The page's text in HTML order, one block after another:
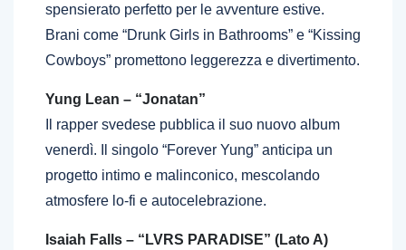
spensierato perfetto per le avventure estive.
Brani come “Drunk Girls in Bathrooms” e “Kissing
Cowboys” promettono leggerezza e divertimento.
Yung Lean – “Jonatan”
Il rapper svedese pubblica il suo nuovo album
venerdì. Il singolo “Forever Yung” anticipa un
progetto intimo e malinconico, mescolando
atmosfere lo-fi e autocelebrazione.
Isaiah Falls – “LVRS PARADISE” (Lato A)